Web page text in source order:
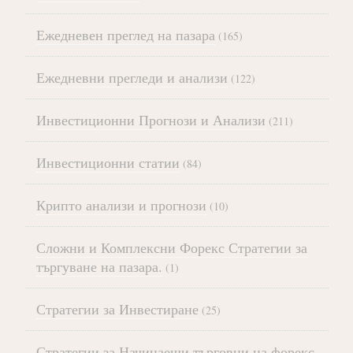
Ежедневен преглед на пазара (165)
Ежедневни прегледи и анализи (122)
Инвестиционни Прогнози и Анализи (211)
Инвестиционни статии (84)
Крипто анализи и прогнози (10)
Сложни и Комплексни Форекс Стратегии за
търгуване на пазара. (1)
Стратегии за Инвестиране (25)